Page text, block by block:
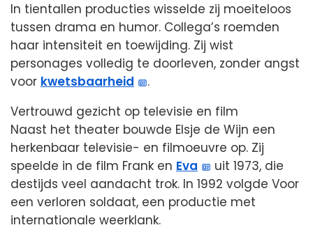
In tientallen producties wisselde zij moeiteloos
tussen drama en humor. Collega’s roemden
haar intensiteit en toewijding. Zij wist
personages volledig te doorleven, zonder angst
voor kwetsbaarheid
.
Vertrouwd gezicht op televisie en film
Naast het theater bouwde Elsje de Wijn een
herkenbaar televisie- en filmoeuvre op. Zij
speelde in de film Frank en Eva
uit 1973, die
destijds veel aandacht trok. In 1992 volgde Voor
een verloren soldaat, een productie met
internationale weerklank.